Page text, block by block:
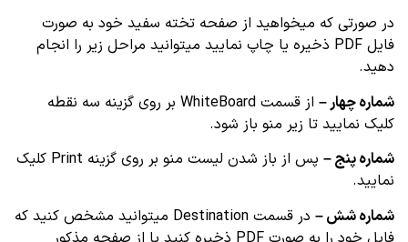
در صورتی که میخواهید از صفحه تخته سفید خود به صورت
فایل PDF ذخیره یا چاپ نمایید میتوانید مراحل زیر را انجام
دهید.
شماره چهار –
از قسمت WhiteBoard بر روی گزینه سه نقطه
کلیک نمایید تا زیر منو باز شود.
شماره پنج –
پس از باز شدن لیست منو بر روی گزینه Print کلیک
نمایید.
شماره شش –
در قسمت Destination میتوانید مشخص کنید که